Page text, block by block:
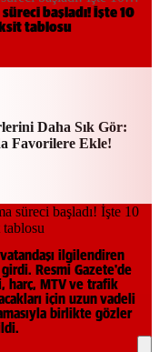
tablosu
süreci başladı! İşte 10
tablosu
Daha Sık Gör:
Favorilere Ekle!
ilgilendiren
Resmi Gazete'de
harç, MTV ve trafik
için uzun vadeli
birlikte gözler